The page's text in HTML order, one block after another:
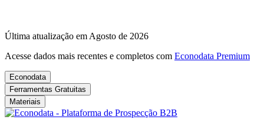
Última atualização em Agosto de 2026
Acesse dados mais recentes e completos com Econodata Premium
Econodata
Ferramentas Gratuitas
Materiais